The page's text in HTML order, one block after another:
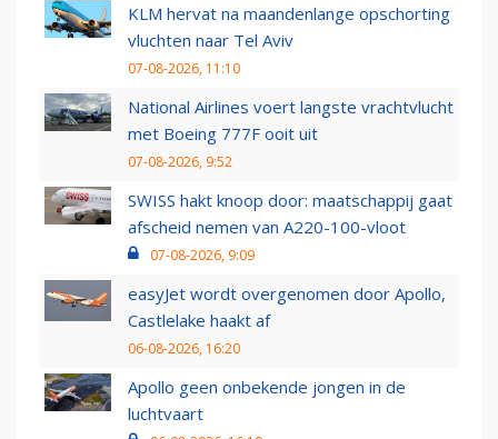
KLM hervat na maandenlange opschorting
vluchten naar Tel Aviv
07-08-2026, 11:10
National Airlines voert langste vrachtvlucht
met Boeing 777F ooit uit
07-08-2026, 9:52
SWISS hakt knoop door: maatschappij gaat
afscheid nemen van A220-100-vloot
07-08-2026, 9:09
easyJet wordt overgenomen door Apollo,
Castlelake haakt af
06-08-2026, 16:20
Apollo geen onbekende jongen in de
luchtvaart